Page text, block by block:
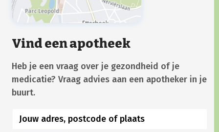
Vind een apotheek
Heb je een vraag over je gezondheid of je
medicatie? Vraag advies aan een apotheker in je
buurt.